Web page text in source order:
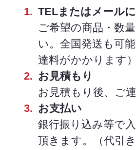
TELまたはメール
ご希望の商品・数
い。全国発送も可
達料がかかります）
お見積もり
お見積もり後、ご
お支払い
銀行振り込み等で
頂きます。（代引